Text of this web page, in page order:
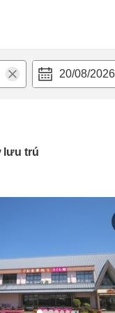
20/08/2026
lưu trú